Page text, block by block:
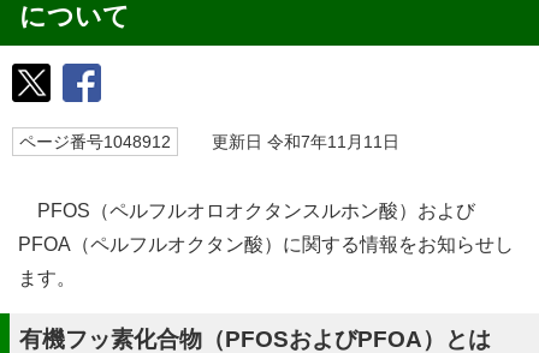
について
ページ番号1048912 更新日 令和7年11月11日
PFOS（ペルフルオロオクタンスルホン酸）および
PFOA（ペルフルオクタン酸）に関する情報をお知らせし
ます。
有機フッ素化合物（PFOSおよびPFOA）とは